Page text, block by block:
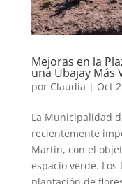
Mejoras en la
una Ubajay Más
por Claudia | Oct
La Municipalidad
recientemente
Martín, con el
espacio verde.
plantación de